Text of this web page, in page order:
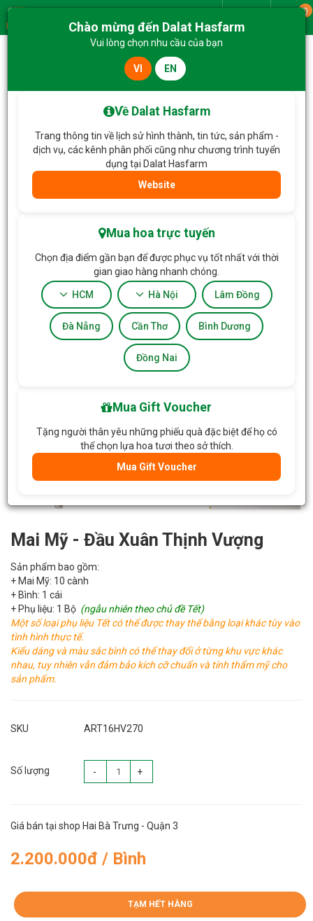
Menu
0
Mai Mỹ - Đầu Xuân Thịnh Vượng
Mai Mỹ - Đầu Xuân Thịnh Vượng
Sản phẩm bao gồm:
+ Mai Mỹ: 10 cành
+ Bình: 1 cái
+ Phụ liệu: 1 Bộ (ngẫu nhiên theo chủ đề Tết)
Một số loại phụ liệu Tết có thể được thay thế bằng loại khác tùy vào
tình hình thực tế.
Kiểu dáng và màu sắc bình có thể thay đổi ở từng khu vực khác
nhau, tuy nhiên vẫn đảm bảo kích cỡ chuẩn và tính thẩm mỹ cho
sản phẩm.
SKU ART16HV270
Số lượng - +
Giá bán tại shop Hai Bà Trưng - Quận 3
2.200.000đ / Bình
TẠM HẾT HÀNG
Chào mừng đến Dalat Hasfarm
Vui lòng chọn nhu cầu của bạn
VI EN
Về Dalat Hasfarm
Trang thông tin về lịch sử hình thành, tin tức, sản phẩm -
dịch vụ, các kênh phân phối cũng như chương trình tuyển
dụng tại Dalat Hasfarm
Website
Mua hoa trực tuyến
Chọn địa điểm gần bạn để được phục vụ tốt nhất với thời
gian giao hàng nhanh chóng.
HCM Hà Nội Lâm Đồng
Đà Nẵng Cần Thơ Bình Dương
Đồng Nai
Mua Gift Voucher
Tặng người thân yêu những phiếu quà đặc biệt để họ có
thể chọn lựa hoa tươi theo sở thích.
Mua Gift Voucher